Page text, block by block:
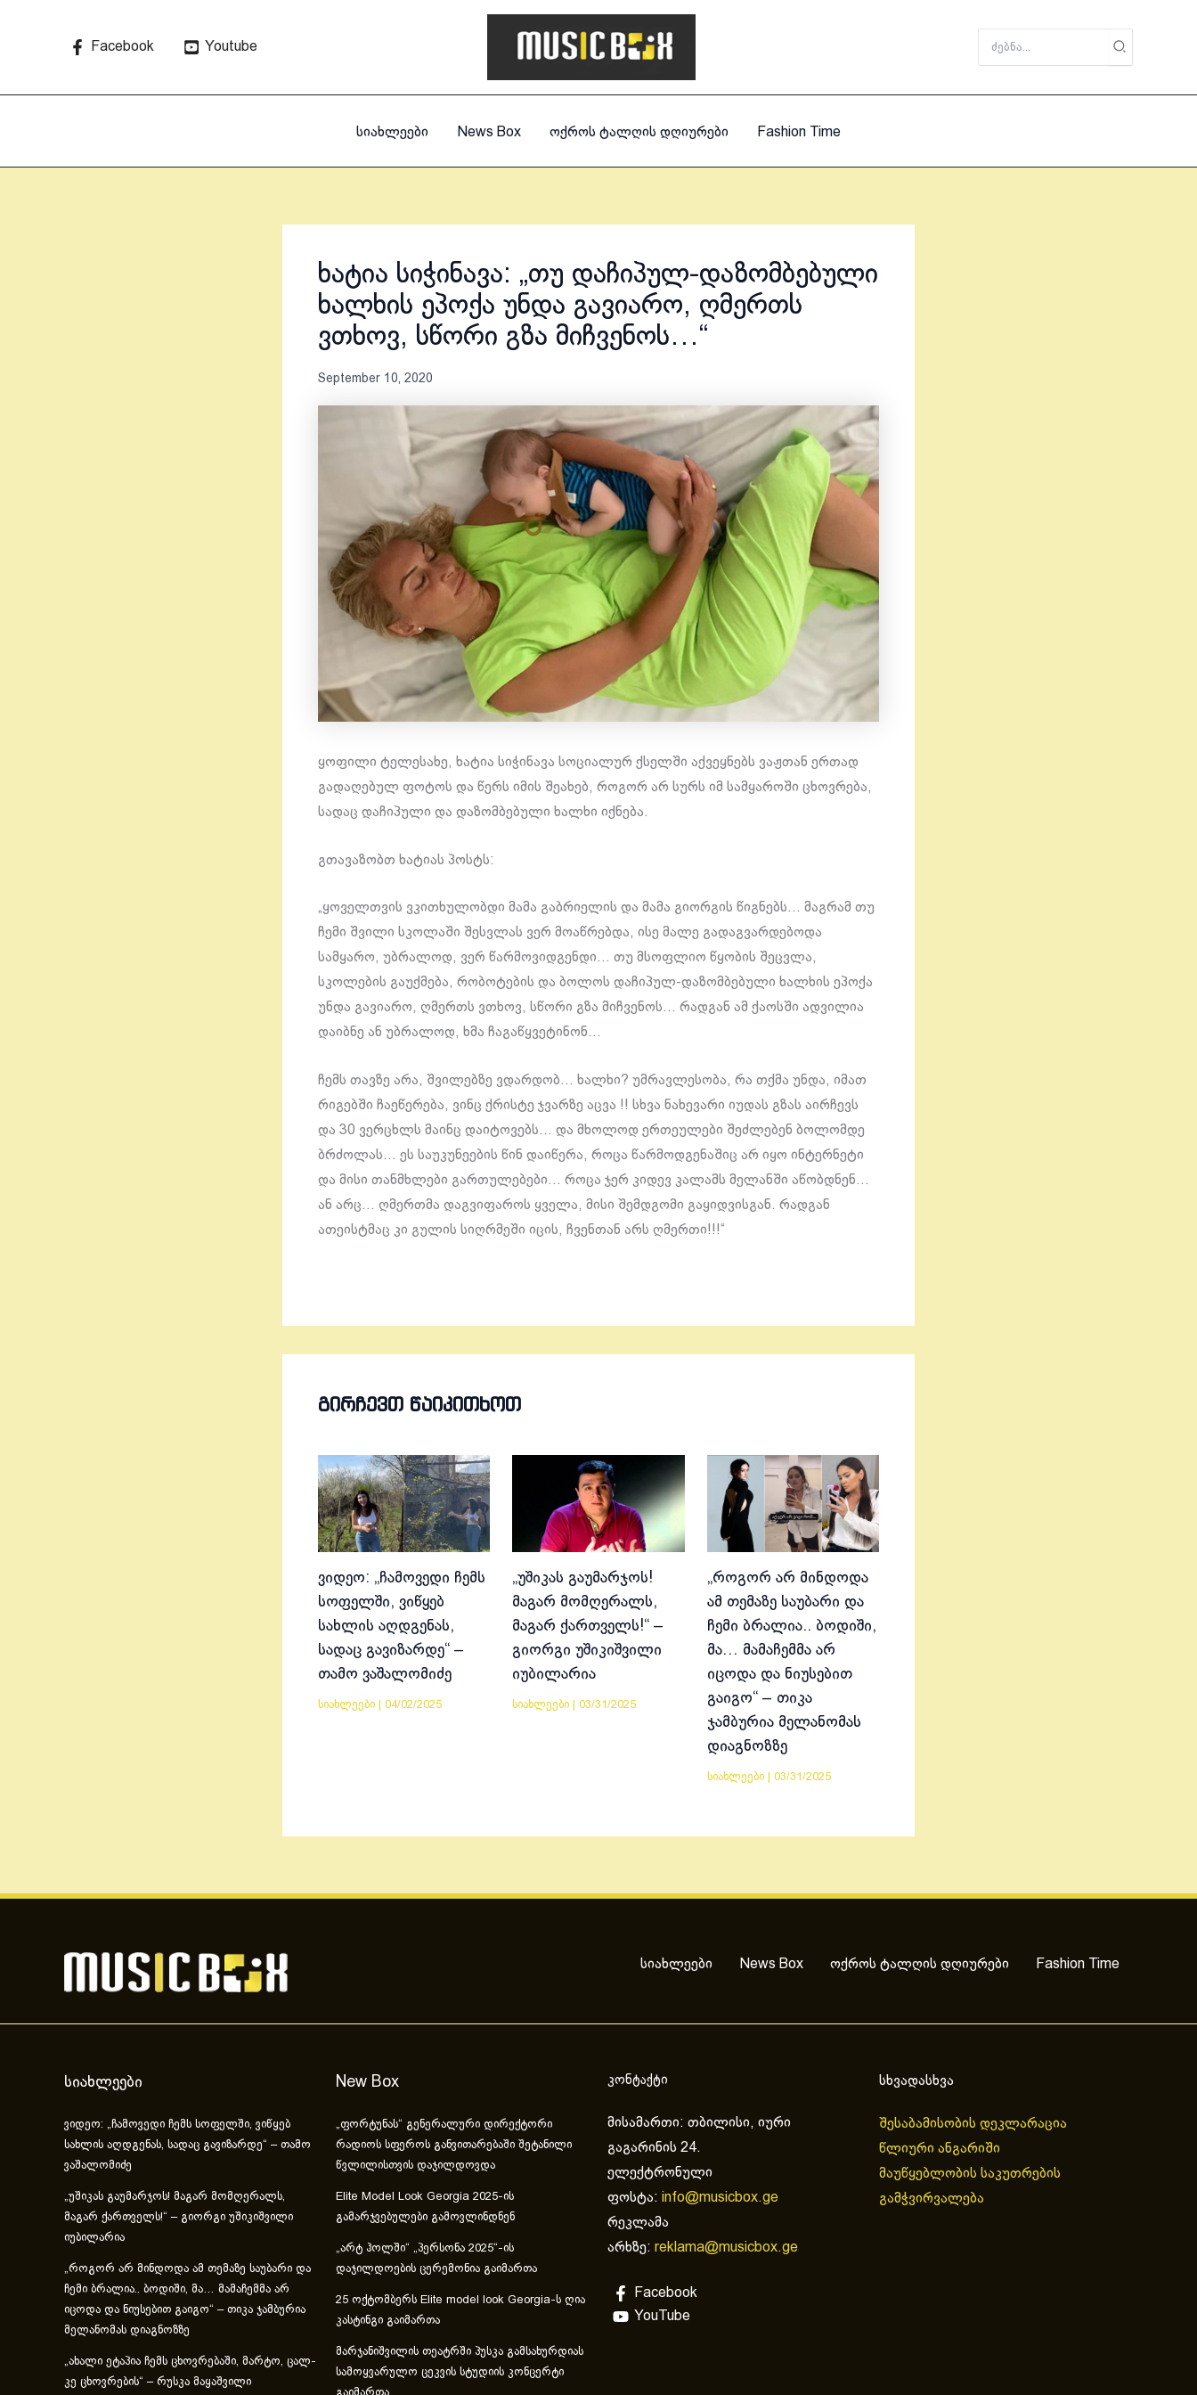
Facebook Youtube
for:
სიახლეები News Box ოქროს ტალღის დღიურები Fashion Time
ხატია სიჭინავა: „თუ დაჩიპულ-დაზომბებული
ხალხის ეპოქა უნდა გავიარო, ღმერთს
ვთხოვ, სწორი გზა მიჩვენოს…“
September 10, 2020
ყოფილი ტელესახე, ხატია სიჭინავა სოციალურ ქსელში აქვეყნებს ვაჟთან ერთად
გადაღებულ ფოტოს და წერს იმის შეახებ, როგორ არ სურს იმ სამყაროში ცხოვრება,
სადაც დაჩიპული და დაზომბებული ხალხი იქნება.
გთავაზობთ ხატიას პოსტს:
„ყოველთვის ვკითხულობდი მამა გაბრიელის და მამა გიორგის წიგნებს… მაგრამ თუ
ჩემი შვილი სკოლაში შესვლას ვერ მოაწრებდა, ისე მალე გადაგვარდებოდა
სამყარო, უბრალოდ, ვერ წარმოვიდგენდი… თუ მსოფლიო წყობის შეცვლა,
სკოლების გაუქმება, რობოტების და ბოლოს დაჩიპულ-დაზომბებული ხალხის ეპოქა
უნდა გავიარო, ღმერთს ვთხოვ, სწორი გზა მიჩვენოს… რადგან ამ ქაოსში ადვილია
დაიბნე ან უბრალოდ, ხმა ჩაგაწყვეტინონ…
ჩემს თავზე არა, შვილებზე ვდარდობ… ხალხი? უმრავლესობა, რა თქმა უნდა, იმათ
რიგებში ჩაეწერება, ვინც ქრისტე ჯვარზე აცვა !! სხვა ნახევარი იუდას გზას აირჩევს
და 30 ვერცხლს მაინც დაიტოვებს… და მხოლოდ ერთეულები შეძლებენ ბოლომდე
ბრძოლას… ეს საუკუნეების წინ დაიწერა, როცა წარმოდგენაშიც არ იყო ინტერნეტი
და მისი თანმხლები გართულებები… როცა ჯერ კიდევ კალამს მელანში აწობდნენ…
ან არც… ღმერთმა დაგვიფაროს ყველა, მისი შემდგომი გაყიდვისგან. რადგან
ათეისტმაც კი გულის სიღრმეში იცის, ჩვენთან არს ღმერთი!!!“
ᲒᲘᲠᲩᲔᲕᲗ ᲬᲐᲘᲙᲘᲗᲮᲝᲗ
ვიდეო: „ჩამოვედი ჩემს
სოფელში, ვიწყებ
სახლის აღდგენას,
სადაც გავიზარდე“ –
თამო ვაშალომიძე
სიახლეები 04/02/2025
„უშიკას გაუმარჯოს!
მაგარ მომღერალს,
მაგარ ქართველს!“ –
გიორგი უშიკიშვილი
იუბილარია
სიახლეები |03/31/2025
„როგორ არ მინდოდა
ამ თემაზე საუბარი და
ჩემი ბრალია.. ბოდიში,
მა… მამაჩემმა არ
იცოდა და ნიუსებით
გაიგო“ – თიკა
ჯამბურია მელანომას
დიაგნოზზე
სიახლეები| 03/31/2025
სიახლეები News Box ოქროს ტალღის დღიურები Fashion Time
სიახლეები
ვიდეო: „ჩამოვედი ჩემს სოფელში, ვიწყებ
სახლის აღდგენას, სადაც გავიზარდე“ – თამო
ვაშალომიძე
„უშიკას გაუმარჯოს! მაგარ მომღერალს,
მაგარ ქართველს!“ – გიორგი უშიკიშვილი
იუბილარია
„როგორ არ მინდოდა ამ თემაზე საუბარი და
ჩემი ბრალია.. ბოდიში, მა… მამაჩემმა არ
იცოდა და ნიუსებით გაიგო“ – თიკა ჯამბურია
მელანომას დიაგნოზზე
„ახა­ლი ეტა­პია ჩემს ცხოვ­რე­ბა­ში, მარ­ტო, ცალ­
კე ცხოვ­რე­ბის“ – რუსკა მაყაშვილი
New Box
„ფორტუნას“ გენერალური დირექტორი
რადიოს სფეროს განვითარებაში შეტანილი
წვლილისთვის დაჯილდოვდა
Elite Model Look Georgia 2025-ის
გამარჯვებულები გამოვლინდნენ
„არტ ჰოლში“ „პერსონა 2025“-ის
დაჯილდოების ცერემონია გაიმართა
25 ოქტომბერს Elite model look Georgia-ს ღია
კასტინგი გაიმართა
მარჯანიშვილის თეატრში პუსკა გამსახურდიას
სამოყვარულო ცეკვის სტუდიის კონცერტი
კონტაქტი
მისამართი: თბილისი, იური
გაგარინის 24.
ელექტრონული
ფოსტა: info@musicbox.ge
რეკლამა
არხზე: reklama@musicbox.ge
Facebook
YouTube
სხვადასხვა
შესაბამისობის დეკლარაცია
წლიური ანგარიში
მაუწყებლობის საკუთრების
გამჭვირვალება